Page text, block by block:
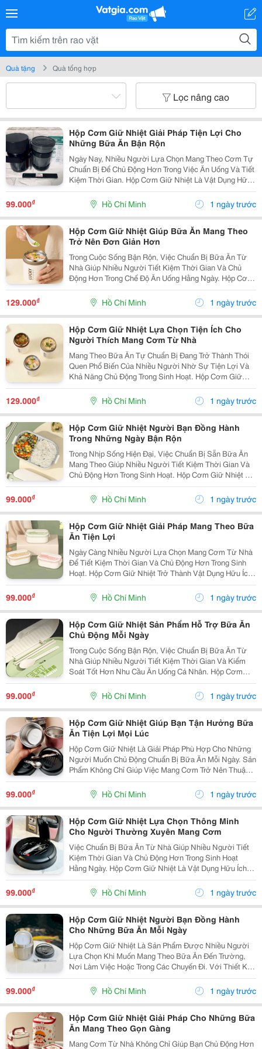
Quà tặng Quà tổng hợp
Lọc nâng cao
Hộp Cơm Giữ Nhiệt Giải Pháp Tiện Lợi Cho
Những Bữa Ăn Bận Rộn
Ngày Nay, Nhiều Người Lựa Chọn Mang Theo Cơm Tự
Chuẩn Bị Để Chủ Động Hơn Trong Việc Ăn Uống Và Tiết
Kiệm Thời Gian. Hộp Cơm Giữ Nhiệt Là Vật Dụng Hữu
Ích Giúp Việc Bảo Quản Và Mang Theo Bữa Ăn Trở Nên
Thuận Tiện Hơn Trong Học Tập, Công Việc Hoặc Các...
99.000₫ Hồ Chí Minh 1 ngày trước
Hộp Cơm Giữ Nhiệt Giúp Bữa Ăn Mang Theo
Trở Nên Đơn Giản Hơn
Trong Cuộc Sống Bận Rộn, Việc Chuẩn Bị Bữa Ăn Từ
Nhà Giúp Nhiều Người Tiết Kiệm Thời Gian Và Chủ
Động Hơn Trong Chế Độ Ăn Uống Hằng Ngày. Hộp Cơm
Giữ Nhiệt Là Sản Phẩm Tiện Lợi, Phù Hợp Để Mang
Theo Bữa Trưa Đến Trường, Văn Phòng Hoặc Sử Dụng
Trong...
129.000₫ Hồ Chí Minh 1 ngày trước
Hộp Cơm Giữ Nhiệt Lựa Chọn Tiện Ích Cho
Người Thích Mang Cơm Từ Nhà
Mang Theo Bữa Ăn Tự Chuẩn Bị Đang Trở Thành Thói
Quen Phổ Biến Của Nhiều Người Nhờ Sự Tiện Lợi Và
Khả Năng Chủ Động Trong Sinh Hoạt. Hộp Cơm Giữ
Nhiệt Là Sản Phẩm Hỗ Trợ Đắc Lực, Giúp Bạn Dễ Dàng
Chuẩn Bị Bữa Trưa Hoặc Bữa Ăn Nhẹ Khi Đi Học, Đi
129.000₫ Hồ Chí Minh 1 ngày trước
Hộp Cơm Giữ Nhiệt Người Bạn Đồng Hành
Trong Những Ngày Bận Rộn
Trong Nhịp Sống Hiện Đại, Việc Chuẩn Bị Sẵn Bữa Ăn
Mang Theo Giúp Nhiều Người Tiết Kiệm Thời Gian Và
Chủ Động Hơn Trong Sinh Hoạt. Hộp Cơm Giữ Nhiệt Là
Lựa Chọn Tiện Lợi Dành Cho Những Ai Muốn Mang
Theo Cơm Đến Trường, Nơi Làm Việc Hoặc Sử Dụng
Trong...
99.000₫ Hồ Chí Minh 1 ngày trước
Hộp Cơm Giữ Nhiệt Giải Pháp Mang Theo Bữa
Ăn Tiện Lợi
Ngày Càng Nhiều Người Lựa Chọn Mang Cơm Từ Nhà
Để Tiết Kiệm Thời Gian Và Chủ Động Hơn Trong Sinh
Hoạt. Hộp Cơm Giữ Nhiệt Trở Thành Vật Dụng Hữu Ích,
Giúp Việc Chuẩn Bị Bữa Ăn Hằng Ngày Trở Nên Đơn
Giản Và Phù Hợp Với Nhiều Nhu Cầu Sử Dụng Khác
Nhau....
99.000₫ Hồ Chí Minh 1 ngày trước
Hộp Cơm Giữ Nhiệt Sản Phẩm Hỗ Trợ Bữa Ăn
Chủ Động Mỗi Ngày
Trong Cuộc Sống Bận Rộn, Việc Chuẩn Bị Bữa Ăn Từ
Nhà Giúp Nhiều Người Tiết Kiệm Thời Gian Và Kiểm
Soát Tốt Hơn Nhu Cầu Ăn Uống Cá Nhân. Hộp Cơm
Giữ Nhiệt Là Lựa Chọn Tiện Lợi Dành Cho Những Ai
Thường Xuyên Mang Cơm Đi Học, Đi Làm Hoặc Sử
Dụng Trong...
99.000₫ Hồ Chí Minh 1 ngày trước
Hộp Cơm Giữ Nhiệt Giúp Bạn Tận Hưởng Bữa
Ăn Tiện Lợi Mọi Lúc
Hộp Cơm Giữ Nhiệt Là Giải Pháp Phù Hợp Cho Những
Người Muốn Chủ Động Chuẩn Bị Bữa Ăn Mỗi Ngày. Sản
Phẩm Không Chỉ Giúp Việc Mang Cơm Trở Nên Thuận
Tiện Hơn Mà Còn Phù Hợp Với Nhiều Nhu Cầu Sử
Dụng Như Đi Học, Đi Làm, Du Lịch Hoặc Các Hoạt Động
Ngoài...
99.000₫ Hồ Chí Minh 1 ngày trước
Hộp Cơm Giữ Nhiệt Lựa Chọn Thông Minh
Cho Người Thường Xuyên Mang Cơm
Việc Chuẩn Bị Bữa Ăn Từ Nhà Giúp Nhiều Người Tiết
Kiệm Thời Gian Và Chủ Động Hơn Trong Sinh Hoạt
Hằng Ngày. Hộp Cơm Giữ Nhiệt Là Vật Dụng Hữu Ích,
Phù Hợp Cho Những Ai Muốn Mang Theo Cơm Đến
Trường, Văn Phòng Hoặc Sử Dụng Trong Các Hoạt
Động Ngoài...
99.000₫ Hồ Chí Minh 1 ngày trước
Hộp Cơm Giữ Nhiệt Người Bạn Đồng Hành
Cho Những Bữa Ăn Mỗi Ngày
Hộp Cơm Giữ Nhiệt Là Sản Phẩm Được Nhiều Người
Lựa Chọn Khi Muốn Mang Theo Bữa Ăn Đến Trường,
Nơi Làm Việc Hoặc Trong Các Chuyến Đi. Với Thiết Kế
Tiện Lợi, Sản Phẩm Giúp Việc Chuẩn Bị Và Mang Cơm
Trở Nên Đơn Giản Hơn, Đồng Thời Tạo Sự Chủ Động
Trong...
99.000₫ Hồ Chí Minh 1 ngày trước
Hộp Cơm Giữ Nhiệt Giải Pháp Cho Những Bữa
Ăn Mang Theo Gọn Gàng
Mang Cơm Từ Nhà Không Chỉ Giúp Bạn Chủ Động Hơn